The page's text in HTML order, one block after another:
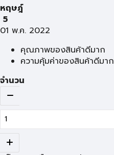
หฤษฎ์
5
01 พ.ค. 2022
คุณภาพของสินค้าดีมาก
ความคุ้มค่าของสินค้าดีมาก
จำนวน